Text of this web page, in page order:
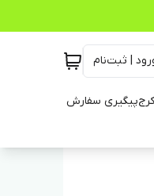
| ثبت‌نام
پیگیری سفارش